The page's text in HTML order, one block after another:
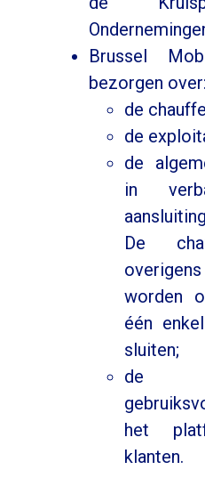
Brussel
bezorgen over:
de
de
de
in
De
worden
één
sluiten;
de
het
klanten.